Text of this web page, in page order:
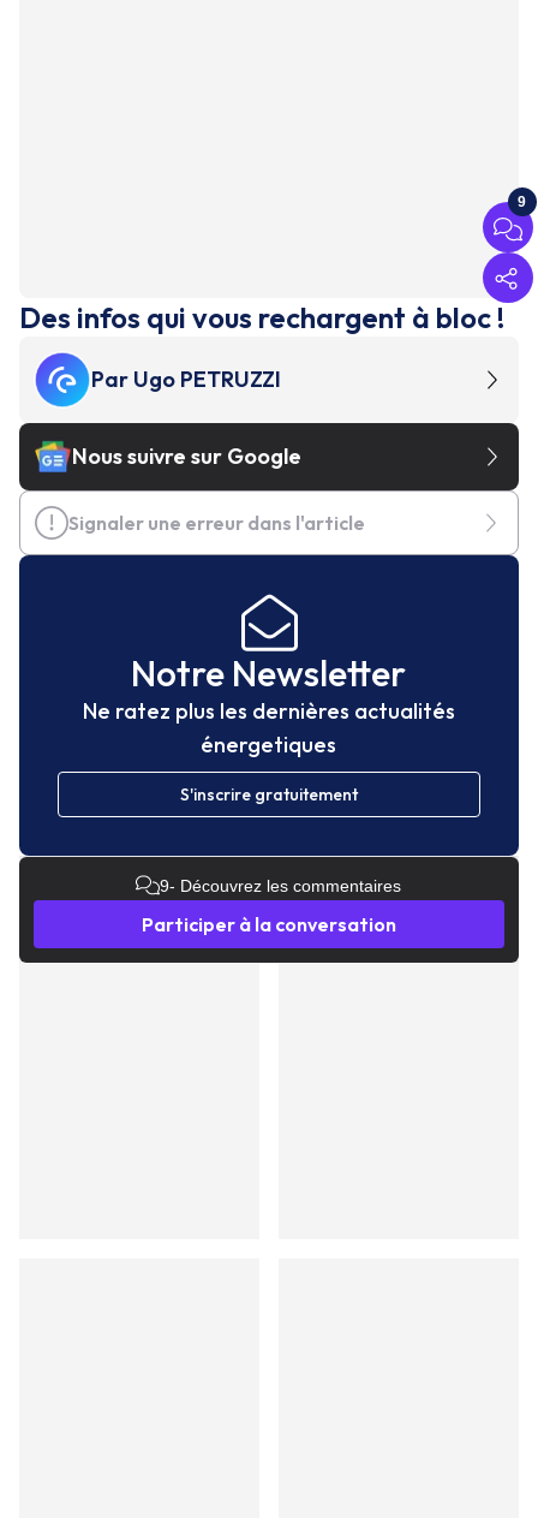
9
Des infos qui vous rechargent à bloc !
Par Ugo PETRUZZI
Nous suivre sur Google
Signaler une erreur dans l'article
Notre Newsletter
Ne ratez plus les dernières actualités
énergetiques
S'inscrire gratuitement
9- Découvrez les commentaires
Participer à la conversation